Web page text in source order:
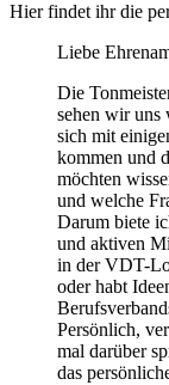
Hier findet ihr die
Liebe
Die
sehen wir uns
sich mit
kommen und
möchten
und welche
Darum biete
und aktiven
in der VDT-
oder habt
Persönlich,
mal darüber
das